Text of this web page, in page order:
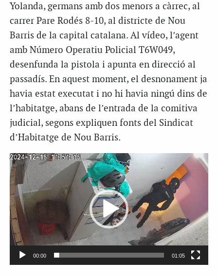
Yolanda, germans amb dos menors a càrrec, al
carrer Pare Rodés 8-10, al districte de Nou
Barris de la capital catalana. Al vídeo, l’agent
amb Número Operatiu Policial T6W049,
desenfunda la pistola i apunta en direcció al
passadís. En aquest moment, el desnonament ja
havia estat executat i no hi havia ningú dins de
l’habitatge, abans de l’entrada de la comitiva
judicial, segons expliquen fonts del Sindicat
d’Habitatge de Nou Barris.
Reproductor
de
vídeo
00:00 01:05